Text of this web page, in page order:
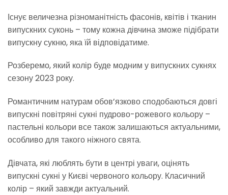
Існує величезна різноманітність фасонів, квітів і тканин
випускних суконь – тому кожна дівчина зможе підібрати
випускну сукню, яка їй відповідатиме.
Розберемо, який колір буде модним у випускних сукнях
сезону 2023 року.
Романтичним натурам обов’язково сподобаються довгі
випускні повітряні сукні пудрово-рожевого кольору –
пастельні кольори все також залишаються актуальними,
особливо для такого ніжного свята.
Дівчата, які люблять бути в центрі уваги, оцінять
випускні сукні у Києві червоного кольору. Класичний
колір – який завжди актуальний.